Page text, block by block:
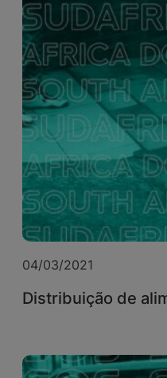
04/03/2021
Distribuição de